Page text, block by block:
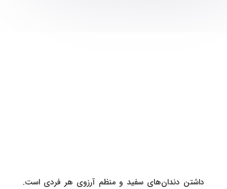
داشتن دندان‌های سفید و منظم آرزوی هر فردی است.